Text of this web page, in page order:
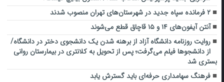
۲ فرمانده سپاه جدید در شهرستان‌های تهران منصوب شدند
آنتن آیفون‌های ۱۴ و ۱۵ قاچاق قطع می‌شوند
روایت روزنامه دانشگاه آزاد از برهنه شدن یک دانشجوی دختر در دانشگاه/
از دانشجوها فیلم می‌گرفت؛ پس از تحویل به کلانتری در بیمارستان روانی
بستری شد
فرهنگ سهامداری حرفه‌ای باید گسترش یابد